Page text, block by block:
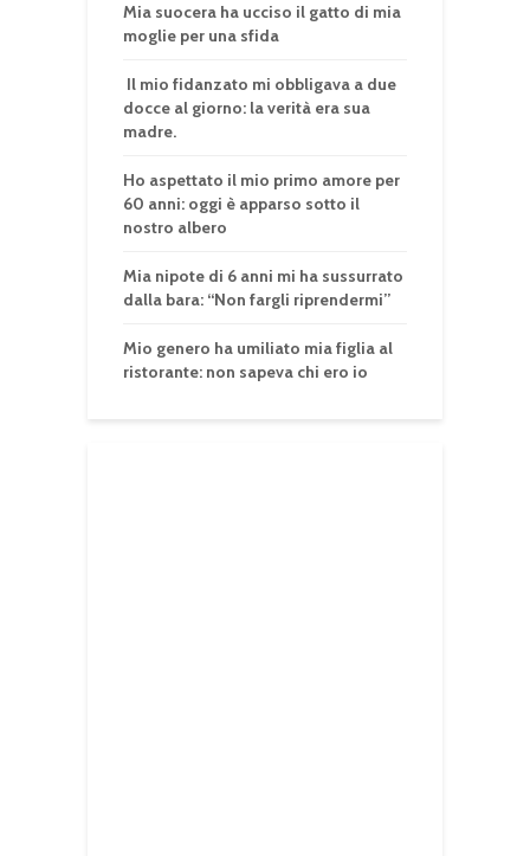
Mia suocera ha ucciso il gatto di mia
moglie per una sfida
Il mio fidanzato mi obbligava a due
docce al giorno: la verità era sua
madre.
Ho aspettato il mio primo amore per
60 anni: oggi è apparso sotto il
nostro albero
Mia nipote di 6 anni mi ha sussurrato
dalla bara: “Non fargli riprendermi”
Mio genero ha umiliato mia figlia al
ristorante: non sapeva chi ero io